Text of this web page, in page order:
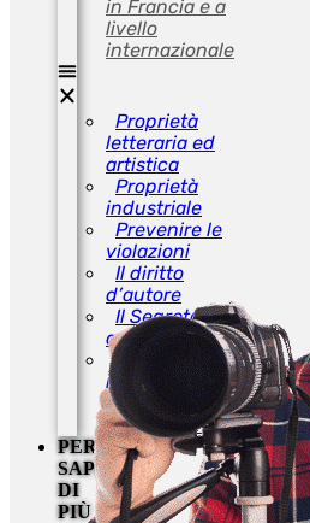
in Francia e a
livello
internazionale
Proprietà
letteraria ed
artistica
Proprietà
industriale
Prevenire le
violazioni
Il diritto
d’autore
Il Segreto
aziendale
Il Copyright
in Francia e a
livello
internazionale
PER
SAPERNE
DI
PIÙ